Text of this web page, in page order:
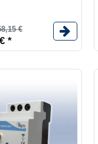
€
*